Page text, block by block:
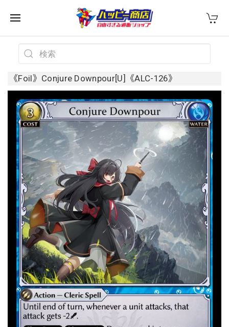
《Foil》Conjure Downpour[U]《ALC-126》